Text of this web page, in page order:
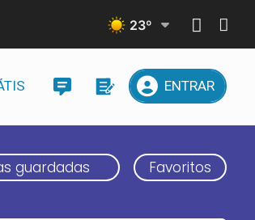
23º
ENTRAR
guardadas Favoritos